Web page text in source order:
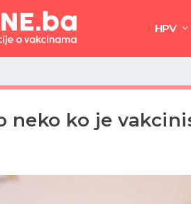
HPV
neko ko je